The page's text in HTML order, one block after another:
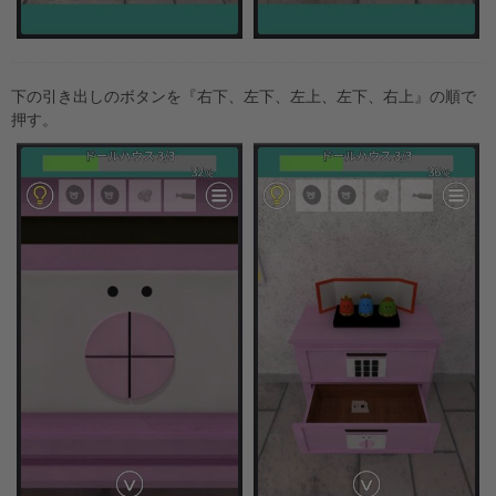
下の引き出しのボタンを『右下、左下、左上、左下、右上』の順で
押す。